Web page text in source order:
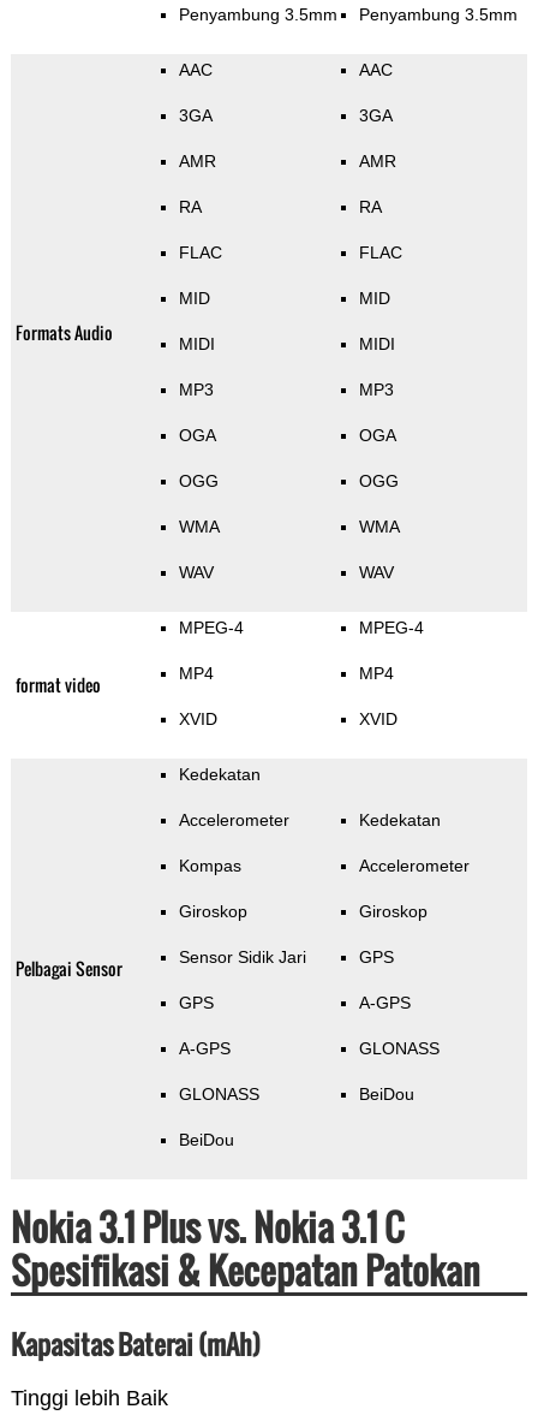
Penyambung 3.5mm Penyambung 3.5mm
Formats Audio
AAC
3GA
AMR
RA
FLAC
MID
MIDI
MP3
OGA
OGG
WMA
WAV
AAC
3GA
AMR
RA
FLAC
MID
MIDI
MP3
OGA
OGG
WMA
WAV
format video
MPEG-4
MP4
XVID
MPEG-4
MP4
XVID
Pelbagai Sensor
Kedekatan
Accelerometer
Kompas
Giroskop
Sensor Sidik Jari
GPS
A-GPS
GLONASS
BeiDou
Kedekatan
Accelerometer
Giroskop
GPS
A-GPS
GLONASS
BeiDou
Nokia 3.1 Plus vs. Nokia 3.1 C
Spesifikasi & Kecepatan Patokan
Kapasitas Baterai (mAh)
Tinggi lebih Baik